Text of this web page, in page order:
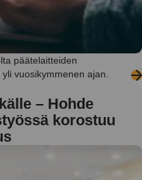
päätelaitteiden
vuosikymmenen ajan.
– Hohde
korostuu